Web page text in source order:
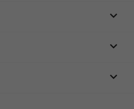


keyboard_arrow_down